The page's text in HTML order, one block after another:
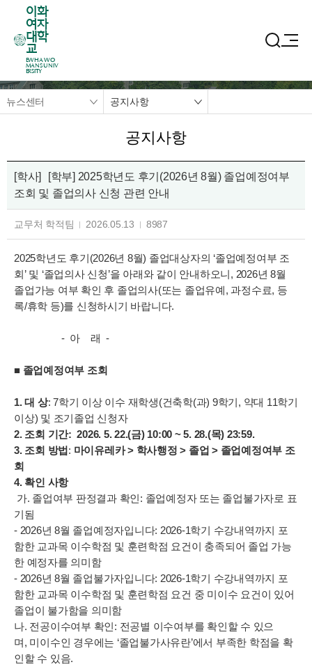
이화
여자
대학
교
EWHA WO
MANS UNIV
ERSITY
뉴스센터 공지사항
공지사항
[학사]
[학부] 2025학년도 후기(2026년 8월) 졸업예정여부
조회 및 졸업의사 신청 관련 안내
교무처 학적팀 2026.05.13 8987
2025학년도 후기(2026년 8월) 졸업대상자의 ‘졸업예정여부 조
회’ 및 ‘졸업의사 신청’을 아래와 같이 안내하오니, 2026년 8월
졸업가능 여부 확인 후 졸업의사(또는 졸업유예, 과정수료, 등
록/휴학 등)를 신청하시기 바랍니다.
- 아 래 -
■ 졸업예정여부 조회
1.대 상: 7학기 이상 이수 재학생(건축학(과) 9학기, 약대 11학기
이상) 및 조기졸업 신청자
2. 조회 기간:2026. 5. 22.(금) 10:00 ~ 5. 28.(목) 23:59.
3. 조회 방법: 마이유레카 > 학사행정 > 졸업 > 졸업예정여부 조
회
4. 확인 사항
가. 졸업여부 판정결과 확인: 졸업예정자 또는 졸업불가자로 표
기됨
- 2026년 8월 졸업예정자입니다: 2026-1학기 수강내역까지 포
함한 교과목 이수학점 및 훈련학점 요건이 충족되어 졸업 가능
한 예정자를 의미함
- 2026년 8월 졸업불가자입니다: 2026-1학기 수강내역까지 포
함한 교과목 이수학점 및 훈련학점 요건 중 미이수 요건이 있어
졸업이 불가함을 의미함
나. 전공이수여부 확인: 전공별 이수여부를 확인할 수 있으
며, 미이수인 경우에는 ‘졸업불가사유란’에서 부족한 학점을 확
인할 수 있음.